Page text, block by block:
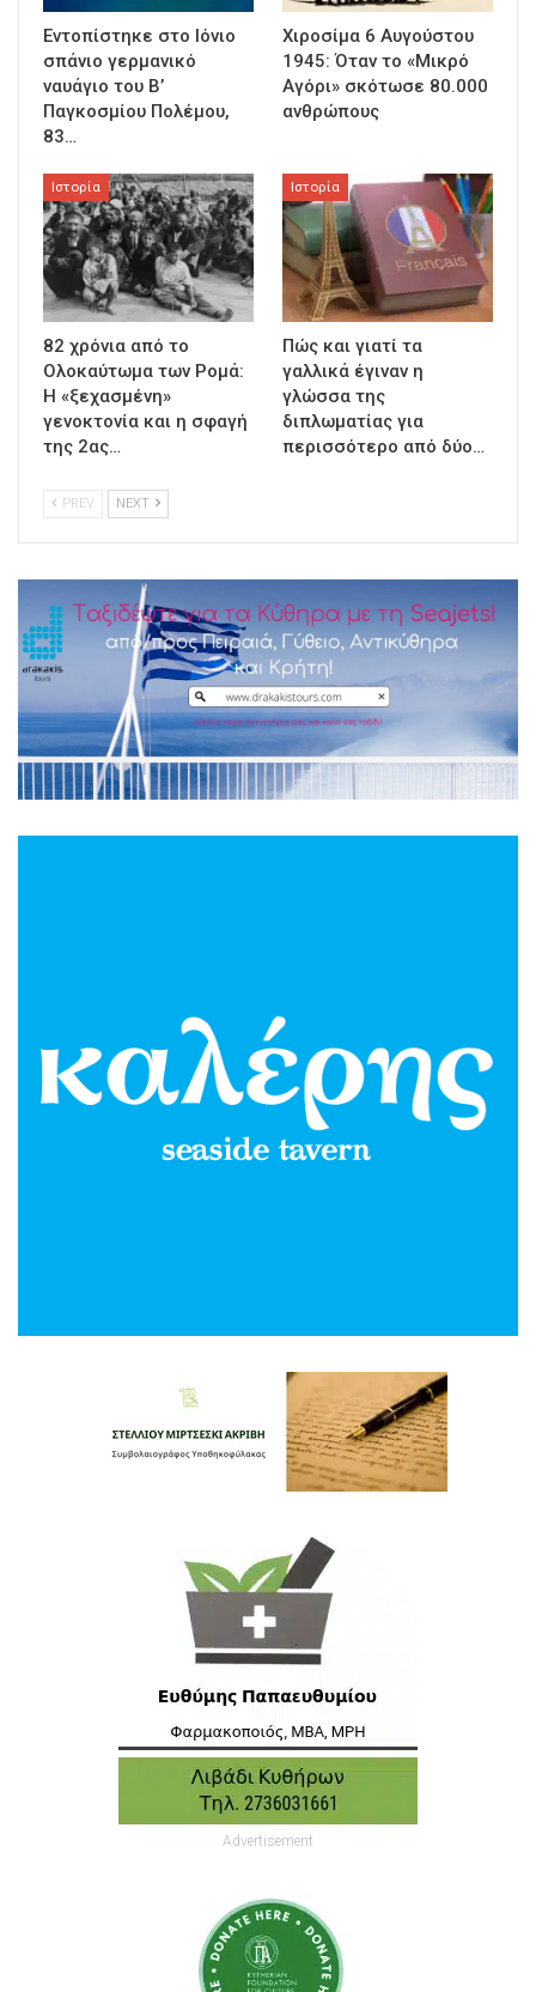
Εντοπίστηκε στο Ιόνιο
σπάνιο γερμανικό
ναυάγιο του Β’
Παγκοσμίου Πολέμου,
83…
Χιροσίμα 6 Αυγούστου
1945: Όταν το «Μικρό
Αγόρι» σκότωσε 80.000
ανθρώπους
Ιστορία
82 χρόνια από το
Ολοκαύτωμα των Ρομά:
Η «ξεχασμένη»
γενοκτονία και η σφαγή
της 2ας…
Ιστορία
Πώς και γιατί τα
γαλλικά έγιναν η
γλώσσα της
διπλωματίας για
περισσότερο από δύο…
PREV NEXT
Advertisement